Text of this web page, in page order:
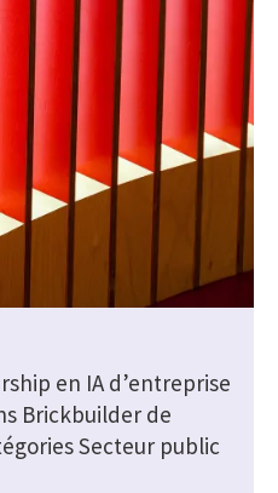
en IA d’entreprise
Brickbuilder de
Secteur public